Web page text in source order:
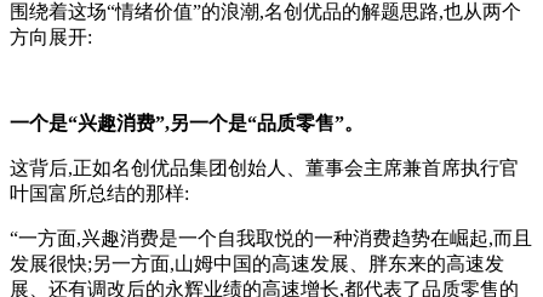
围绕着这场“情绪价值”的浪潮,名创优品的解题思路,也从两个
方向展开:
一个是“兴趣消费”,另一个是“品质零售”。
这背后,正如名创优品集团创始人、董事会主席兼首席执行官
叶国富所总结的那样:
“一方面,兴趣消费是一个自我取悦的一种消费趋势在崛起,而且
发展很快;另一方面,山姆中国的高速发展、胖东来的高速发
展、还有调改后的永辉业绩的高速增长,都代表了品质零售的